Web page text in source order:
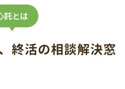
託とは
終活の相談解決窓